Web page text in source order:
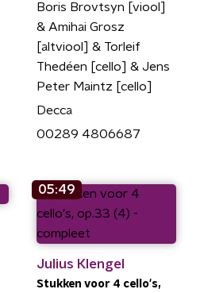
Boris Brovtsyn [viool]
& Amihai Grosz
[altviool] & Torleif
Thedéen [cello] & Jens
Peter Maintz [cello]
Decca
00289 4806687
05:49
Julius Klengel
Stukken voor 4 cello's,